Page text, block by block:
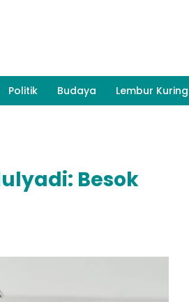
Politik Budaya Lembur Kuring
Besok